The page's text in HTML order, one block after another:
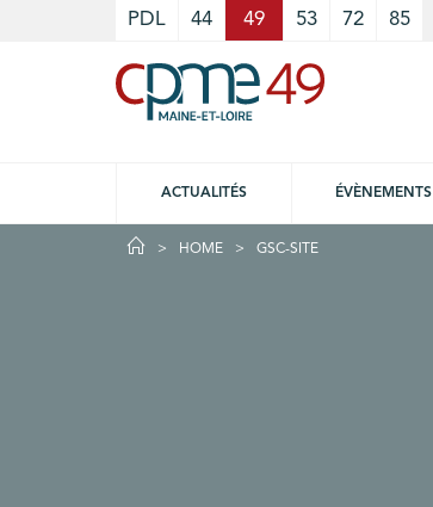
PDL 44 49 53 72 85
ACTUALITÉS ÉVÈNEMENTS
HOME GSC-SITE
Cookies management panel